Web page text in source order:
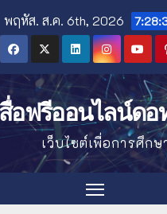
พฤหัส. ส.ค. 6th, 2026
สื่อฟรีออนไลน์ด
เว็บไซต์เพื่อการศึกษ